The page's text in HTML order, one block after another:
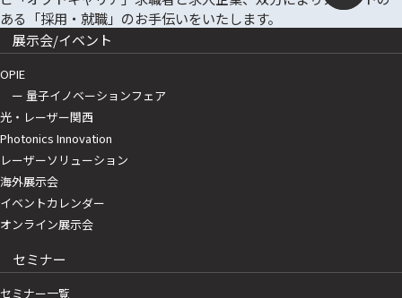
展示会/イベント
OPIE
ー 量子イノベーションフェア
光・レーザー関西
Photonics Innovation
レーザーソリューション
海外展示会
イベントカレンダー
オンライン展示会
セミナー
セミナー一覧